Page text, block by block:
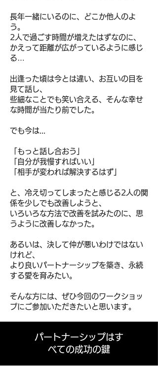
長年一緒にいるのに、どこか他人のよ
う。
2人で過ごす時間が増えたはずなのに、
かえって距離が広がっているように感じ
る…
出逢った頃は今とは違い、お互いの目を
見て話し、
些細なことでも笑い合える、そんな幸せ
な時間が当たり前でした。
でも今は...
「もっと話し合おう」
「自分が我慢すればいい」
「相手が変われば解決するはず」
と、冷え切ってしまったと感じる2人の関
係を少しでも改善しようと、
いろいろな方法で改善を試みたのに、思
うように改善しなかった。
あるいは、決して仲が悪いわけではない
けれど、
より良いパートナーシップを築き、永続
する愛を育みたい。
そんな方には、ぜひ今回のワークショッ
プにご参加いただきたいと思います。
パートナーシップはす
べての成功の鍵